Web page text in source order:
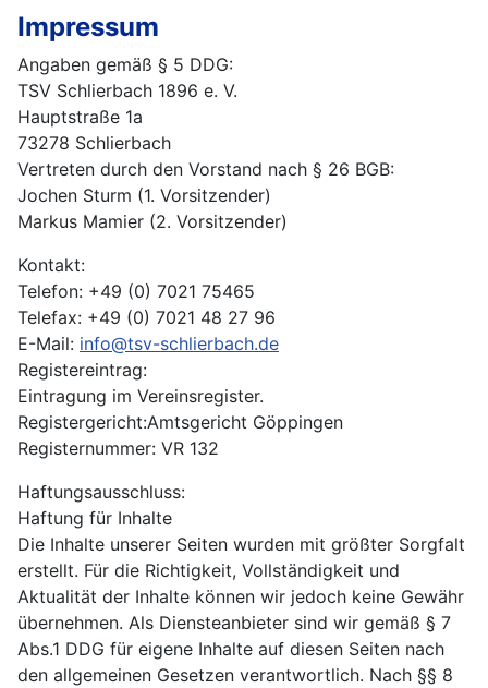
Impressum
Angaben gemäß § 5 DDG:
TSV Schlierbach 1896 e. V.
Hauptstraße 1a
73278 Schlierbach
Vertreten durch den Vorstand nach § 26 BGB:
Jochen Sturm (1. Vorsitzender)
Markus Mamier (2. Vorsitzender)
Kontakt:
Telefon: +49 (0) 7021 75465
Telefax: +49 (0) 7021 48 27 96
E-Mail: info@tsv-schlierbach.de
Registereintrag:
Eintragung im Vereinsregister.
Registergericht:Amtsgericht Göppingen
Registernummer: VR 132
Haftungsausschluss:
Haftung für Inhalte
Die Inhalte unserer Seiten wurden mit größter Sorgfalt
erstellt. Für die Richtigkeit, Vollständigkeit und
Aktualität der Inhalte können wir jedoch keine Gewähr
übernehmen. Als Diensteanbieter sind wir gemäß § 7
Abs.1 DDG für eigene Inhalte auf diesen Seiten nach
den allgemeinen Gesetzen verantwortlich. Nach §§ 8